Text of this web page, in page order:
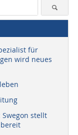
für
wird neues
stellt
bereit